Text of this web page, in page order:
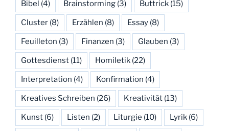
Bibel (4) Brainstorming (3) Buttrick (15)
Cluster (8) Erzählen (8) Essay (8)
Feuilleton (3) Finanzen (3) Glauben (3)
Gottesdienst (11) Homiletik (22)
Interpretation (4) Konfirmation (4)
Kreatives Schreiben (26) Kreativität (13)
Kunst (6) Listen (2) Liturgie (10) Lyrik (6)